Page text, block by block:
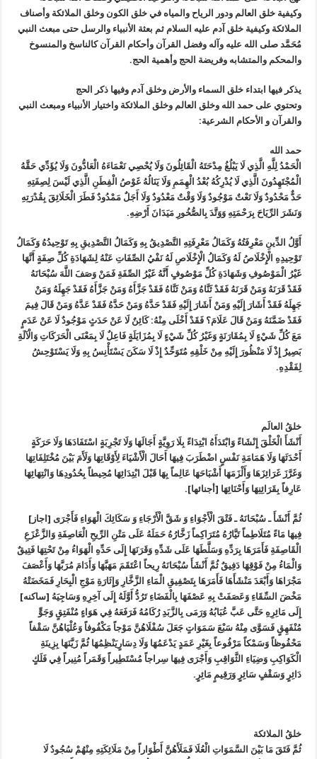
وكيفية خلق العالم ودور الرياح والمياه في خلق الكون وخلق الملائكة وأصناف
الملائكة وكيفية خلق آدم عليه السلام ثم بعثة الأنبياء والرسل حتى مبعث النبي
مُحَمَّد صلى الله عليه وآله وفضل القرآن وأحكام القرآن كالناسخ والمنسوخ
والمحكم والمتشابه وفريضة الحج وأهمية الحج.
يذكر فيها ابتداء خلق السماء والأرض وخلق آدم وفيها ذكر الحج
وتحتوي على حمد الله وخلق العالم وخلق الملائكة واختيار الأنبياء ومبعث النبي
والقرآن و الأحكام الشرعية:
حمد الله
الْحَمْدُ لِلَّهِ الَّذِي لَا يَبْلُغُ مِدْحَتَهُ الْقَائِلُونَ وَلَا يُحْصِي نَعْمَاءَهُ الْعَادُّونَ وَلَا يُؤَدِّي حَقَّهُ
الْمُجْتَهِدُونَ الَّذِي لَا يُدْرِكُهُ بُعْدُ الْهِمَمِ وَلَا يَنَالُهُ غَوْصُ الْفِطَنِ الَّذِي لَيْسَ لِصِفَتِهِ
حَدٌّ مَحْدُودٌ وَلَا نَعْتٌ مَوْجُودٌ وَلَا وَقْتٌ مَعْدُودٌ وَلَا أَجَلٌ مَمْدُودٌ فَطَرَ الْخَلَائِقَ بِقُدْرَتِهِ
وَنَشَرَ الرِّيَاحَ بِرَحْمَتِهِ وَوَتَّدَ بِالصُّخُورِ مَيَدَانَ أَرْضِهِ.
أَوَّلُ الدِّينِ مَعْرِفَتُهُ وَكَمَالُ مَعْرِفَتِهِ التَّصْدِيقُ بِهِ وَكَمَالُ التَّصْدِيقِ بِهِ تَوْحِيدُهُ وَكَمَالُ
تَوْحِيدِهِ الْإِخْلَاصُ لَهُ وَكَمَالُ الْإِخْلَاصِ لَهُ نَفْيُ الصِّفَاتِ عَنْهُ لِشَهَادَةِ كُلِّ صِفَةٍ أَنَّهَا
غَيْرُ الْمَوْصُوفِ وَشَهَادَةِ كُلِّ مَوْصُوفٍ أَنَّهُ غَيْرُ الصِّفَةِ فَمَنْ وَصَفَ اللَّهَ سُبْحَانَهُ
فَقَدْ قَرَنَهُ وَمَنْ قَرَنَهُ فَقَدْ ثَنَّاهُ وَمَنْ ثَنَّاهُ فَقَدْ جَزَّأَهُ وَمَنْ جَزَّأَهُ فَقَدْ جَهِلَهُ وَمَنْ‏
جَهِلَهُ فَقَدْ أَشَارَ إِلَيْهِ وَمَنْ أَشَارَ إِلَيْهِ فَقَدْ حَدَّهُ وَمَنْ حَدَّهُ فَقَدْ عَدَّهُ وَمَنْ قَالَ فِيمَ
فَقَدْ ضَمَّنَهُ وَمَنْ قَالَ عَلَامَ؟ فَقَدْ أَخْلَى مِنْهُ: كَائِنٌ لَا عَنْ حَدَثٍ مَوْجُودٌ لَا عَنْ عَدَمٍ
مَعَ كُلِّ شَيْ‏ءٍ لَا بِمُقَارَنَةٍ وَغَيْرُ كُلِّ شَيْ‏ءٍ لَا بِمُزَايَلَةٍ فَاعِلٌ لَا بِمَعْنَى الْحَرَكَاتِ وَالْآلَةِ
بَصِيرٌ إِذْ لَا مَنْظُورَ إِلَيْهِ مِنْ خَلْقِهِ مُتَوَحِّدٌ إِذْ لَا سَكَنَ يَسْتَأْنِسُ بِهِ وَلَا يَسْتَوْحِشُ
لِفَقْدِهِ‏.
خلقُ العالَم‏
أَنْشَأَ الْخَلْقَ إِنْشَاءً وَابْتَدَأَهُ ابْتِدَاءً بِلَا رَوِيَّةٍ أَجَالَهَا وَلَا تَجْرِبَةٍ اسْتَفَادَهَا وَلَا حَرَكَةٍ
أَحْدَثَهَا وَلَا هَمَامَةِ نَفْسٍ اضْطَرَبَ فِيهَا أَحَالَ الْأَشْيَاءَ لِأَوْقَاتِهَا وَلَأَمَ بَيْنَ مُخْتَلِفَاتِهَا
وَغَرَّزَ غَرَائِزَهَا وَأَلْزَمَهَا أَشْبَاحَهَا عَالِماً بِهَا قَبْلَ ابْتِدَائِهَا مُحِيطاً بِحُدُودِهَا وَانْتِهَائِهَا
عَارِفاً بِقَرَائِنِهَا وَأَحْنَائِهَا [أجنائها].
ثُمَّ أَنْشَأَ ـ سُبْحَانَهُ ـ فَتْقَ الْأَجْوَاءِ وَ شَقَّ الْأَرْجَاءِ وَ سَكَائِكَ الْهَوَاءِ فَأَجْرَى [اجاز]
فِيهَا مَاءً مُتَلَاطِماً تَيَّارُهُ مُتَرَاكِماً زَخَّارُهُ حَمَلَهُ عَلَى مَتْنِ الرِّيحِ الْعَاصِفَةِ وَالزَّعْزَعِ
الْقَاصِفَةِ فَأَمَرَهَا بِرَدِّهِ وَسَلَّطَهَا عَلَى شَدِّهِ وَقَرَنَهَا إِلَى حَدِّهِ الْهَوَاءُ مِنْ تَحْتِهَا فَتِيقٌ
وَالْمَاءُ مِنْ فَوْقِهَا دَفِيقٌ ثُمَّ أَنْشَأَ سُبْحَانَهُ رِيحاً اعْتَقَمَ مَهَبَّهَا وَأَدَامَ مُرَبَّهَا وَأَعْصَفَ
مَجْرَاهَا وَأَبْعَدَ مَنْشَأَهَا فَأَمَرَهَا بِتَصْفِيقِ الْمَاءِ الزَّخَّارِ وَإِثَارَةِ مَوْجِ الْبِحَارِ فَمَخَضَتْهُ
مَخْضَ‏ السِّقَاءِ وَعَصَفَتْ بِهِ عَصْفَهَا بِالْفَضَاءِ تَرُدُّ أَوَّلَهُ إِلَى آخِرِهِ وَسَاجِيَهُ [ساكنه‏]
إِلَى مَائِرِهِ حَتَّى عَبَّ عُبَابُهُ وَرَمَى بِالزَّبَدِ رُكَامُهُ فَرَفَعَهُ فِي هَوَاءٍ مُنْفَتِقٍ وَجَوٍّ
مُنْفَهِقٍ فَسَوَّى مِنْهُ سَبْعَ سَمَوَاتٍ جَعَلَ سُفْلَاهُنَّ مَوْجاً مَكْفُوفاً وَعُلْيَاهُنَّ سَقْفاً
مَحْفُوظاً وَسَمْكاً مَرْفُوعاً بِغَيْرِ عَمَدٍ يَدْعَمُهَا وَلَا دِسَارٍيَنْظِمُهَا ثُمَّ زَيَّنَهَا بِزِينَةِ
الْكَوَاكِبِ وَضِيَاءِ الثَّوَاقِبِ وَأَجْرَى فِيهَا سِراجاً مُسْتَطِيراً وَقَمَراً مُنِيراً فِي فَلَكٍ
دَائِرٍ وَسَقْفٍ سَائِرٍ وَرَقِيمٍ مَائِرٍ.
خلقُ الملائكة
ثُمَّ فَتَقَ مَا بَيْنَ السَّمَوَاتِ الْعُلَا فَمَلَأَهُنَّ أَطْوَاراً مِنْ مَلَائِكَتِهِ مِنْهُمْ سُجُودٌ لَا